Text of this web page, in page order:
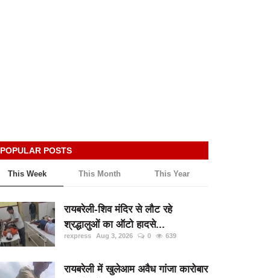
POPULAR POSTS
This Week This Month This Year
रायबरेली-शिव मंदिर से लौट रहे
श्रद्धालुओं का ऑटो हादसे...
rexpress Aug 3, 2026 0 639
रायबरेली में खुलेआम अवैध गांजा कारोबार